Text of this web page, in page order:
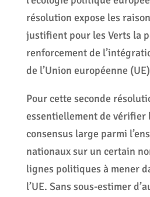
résolution expose les
justifient pour les Verts la
renforcement de
de l’Union européenne
Pour cette seconde
essentiellement de vérifier
consensus large parmi
nationaux sur un certain
lignes politiques à mener
l’UE. Sans sous-estimer